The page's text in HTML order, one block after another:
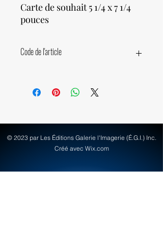
Carte de souhait 5 1/4 x 7 1/4
pouces
Code de l'article
© 2023 par Les Éditions Galerie l'Imagerie (É.G.I.) Inc.
Créé avec Wix.com